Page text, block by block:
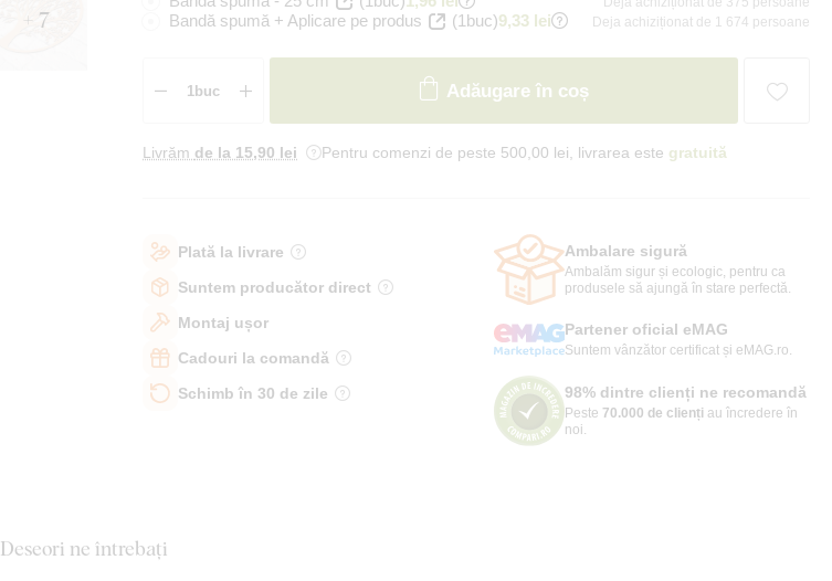
+ 7 Bandă spumă + Aplicare pe produs (1buc)9,33 lei Deja achiziționat de 1 674 persoane
Adăugare în coș
Livrăm de la 15,90 lei Pentru comenzi de peste 500,00 lei, livrarea este gratuită
Plată la livrare
Suntem producător direct
Montaj ușor
Cadouri la comandă
Schimb în 30 de zile
Ambalare sigură
Ambalăm sigur și ecologic, pentru ca
produsele să ajungă în stare perfectă.
Partener oficial eMAG
Suntem vânzător certificat și eMAG.ro.
98% dintre clienți ne recomandă
Peste 70.000 de clienți au încredere în
noi.
Deseori ne întrebați